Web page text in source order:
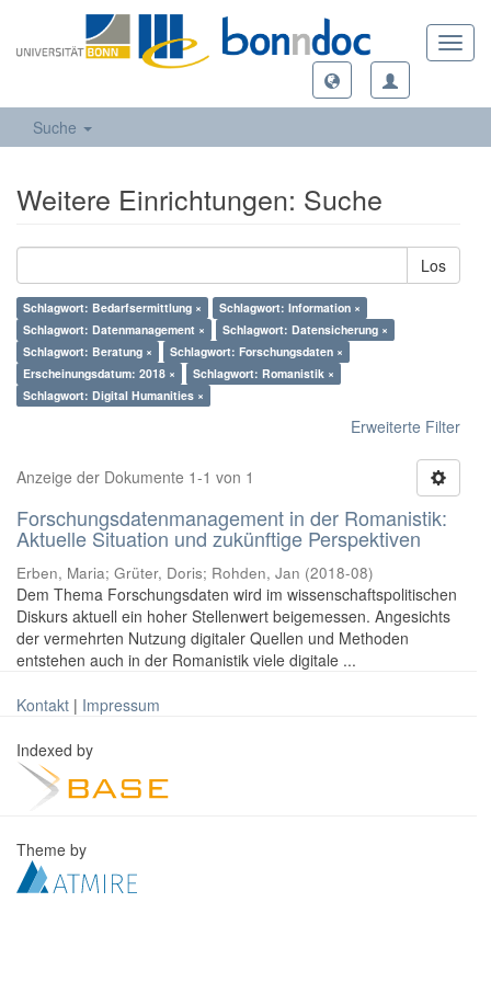
Suche
Weitere Einrichtungen: Suche
Los
Schlagwort: Bedarfsermittlung ×
Schlagwort: Information ×
Schlagwort: Datenmanagement ×
Schlagwort: Datensicherung ×
Schlagwort: Beratung ×
Schlagwort: Forschungsdaten ×
Erscheinungsdatum: 2018 ×
Schlagwort: Romanistik ×
Schlagwort: Digital Humanities ×
Erweiterte Filter
Anzeige der Dokumente 1-1 von 1
Forschungsdatenmanagement in der Romanistik:
Aktuelle Situation und zukünftige Perspektiven
Erben, Maria; Grüter, Doris; Rohden, Jan (2018-08)
Dem Thema Forschungsdaten wird im wissenschaftspolitischen
Diskurs aktuell ein hoher Stellenwert beigemessen. Angesichts
der vermehrten Nutzung digitaler Quellen und Methoden
entstehen auch in der Romanistik viele digitale ...
Kontakt | Impressum
Indexed by
Theme by